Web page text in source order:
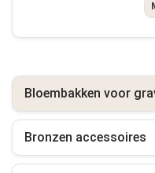
Bloembakken voor
Bronzen accessoires